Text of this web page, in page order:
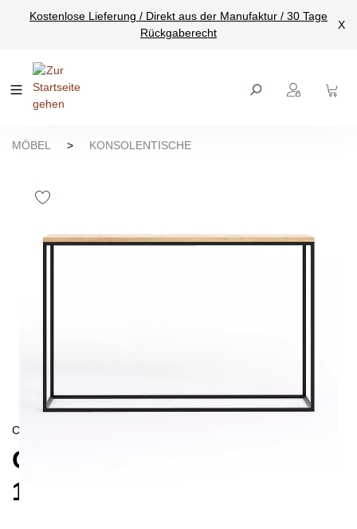
springen
Kostenlose Lieferung / Direkt aus der Manufaktur / 30 Tage
Rückgaberecht
X
MÖBEL > KONSOLENTISCHE
CONTEMPORAIN/
OSSA KONSOLENTISCH
120